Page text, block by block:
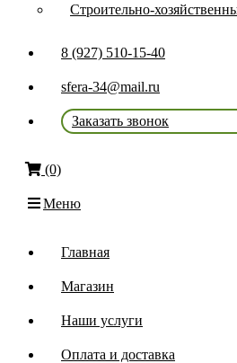
Строительно-
8 (927) 510-15-40
sfera-34@mail.ru
Заказать звонок
(0)
Меню
Главная
Магазин
Наши услуги
Оплата и доставка